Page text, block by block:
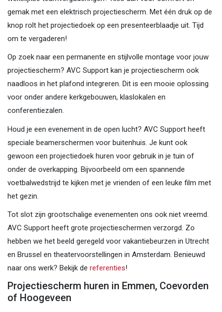
gemak met een elektrisch projectiescherm. Met één druk op de
knop rolt het projectiedoek op een presenteerblaadje uit. Tijd
om te vergaderen!
Op zoek naar een permanente en stijlvolle montage voor jouw
projectiescherm? AVC Support kan je projectiescherm ook
naadloos in het plafond integreren. Dit is een mooie oplossing
voor onder andere kerkgebouwen, klaslokalen en
conferentiezalen.
Houd je een evenement in de open lucht? AVC Support heeft
speciale beamerschermen voor buitenhuis. Je kunt ook
gewoon een projectiedoek huren voor gebruik in je tuin of
onder de overkapping. Bijvoorbeeld om een spannende
voetbalwedstrijd te kijken met je vrienden of een leuke film met
het gezin.
Tot slot zijn grootschalige evenementen ons ook niet vreemd.
AVC Support heeft grote projectieschermen verzorgd. Zo
hebben we het beeld geregeld voor vakantiebeurzen in Utrecht
en Brussel en theatervoorstellingen in Amsterdam. Benieuwd
naar ons werk? Bekijk de referenties!
Projectiescherm huren in Emmen, Coevorden
of Hoogeveen